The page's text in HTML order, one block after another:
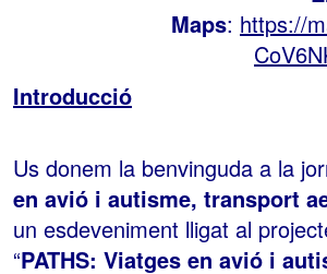
Maps: https://
Introducció
Us donem la benvinguda a la
en avió i autisme, transport
un esdeveniment lligat al
“PATHS: Viatges en avió i